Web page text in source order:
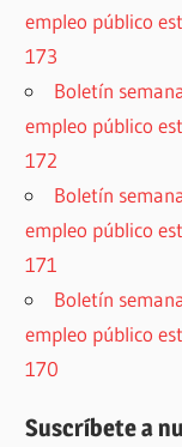
empleo público
173
Boletín
empleo público
172
Boletín
empleo público
171
Boletín
empleo público
170
Suscríbete a